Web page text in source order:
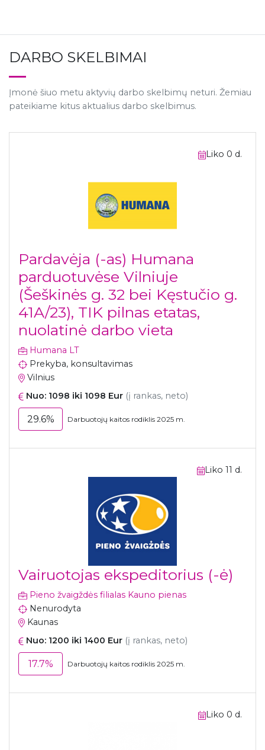
DARBO SKELBIMAI
Įmonė šiuo metu aktyvių darbo skelbimų neturi. Žemiau
pateikiame kitus aktualius darbo skelbimus.
Liko 0 d.
Pardavėja (-as) Humana
parduotuvėse Vilniuje
(Šeškinės g. 32 bei Kęstučio g.
41A/23), TIK pilnas etatas,
nuolatinė darbo vieta
Humana LT
Prekyba, konsultavimas
Vilnius
Nuo: 1098 iki 1098 Eur (į rankas, neto)
29.6% Darbuotojų kaitos rodiklis 2025 m.
Liko 11 d.
Vairuotojas ekspeditorius (-ė)
Pieno žvaigždės filialas Kauno pienas
Nenurodyta
Kaunas
Nuo: 1200 iki 1400 Eur (į rankas, neto)
17.7% Darbuotojų kaitos rodiklis 2025 m.
Liko 0 d.